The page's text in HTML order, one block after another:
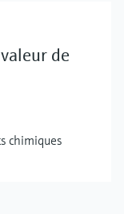
de
chimiques